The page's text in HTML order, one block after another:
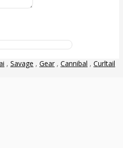
, Savage , Gear , Cannibal , Curltail